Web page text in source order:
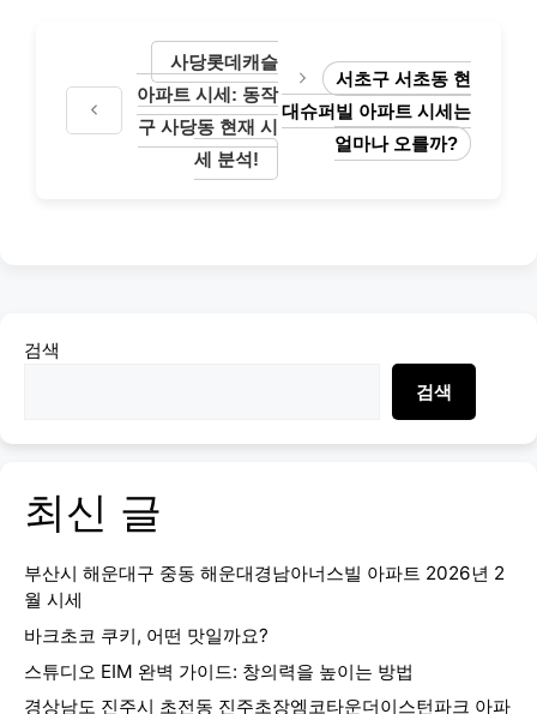
사당롯데캐슬
아파트 시세: 동작
구 사당동 현재 시
세 분석!
서초구 서초동 현
대슈퍼빌 아파트 시세는
얼마나 오를까?
검색
검색
최신 글
부산시 해운대구 중동 해운대경남아너스빌 아파트 2026년 2
월 시세
바크초코 쿠키, 어떤 맛일까요?
스튜디오 EIM 완벽 가이드: 창의력을 높이는 방법
경상남도 진주시 초전동 진주초장엠코타운더이스턴파크 아파